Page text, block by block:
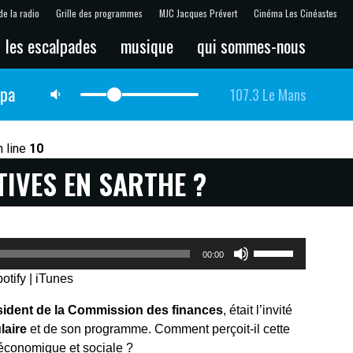
la radio Grille des programmes MJC Jacques Prévert Cinéma Les Cinéastes
les escalpades musique qui sommes-nous
107.3 Le Mans
line 10
EN SARTHE ?
00:00
haut/bas
pour
iTunes
de la Commission des finances, était l’invité
et de son programme. Comment perçoit-il cette
et sociale ?